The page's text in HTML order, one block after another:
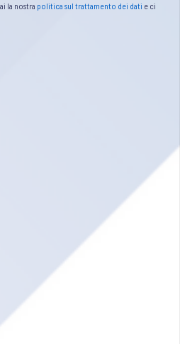
la nostra politica sul trattamento dei dati e ci